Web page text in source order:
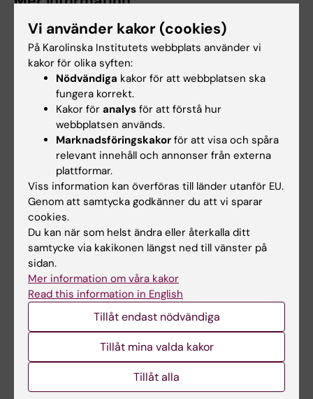
PåNASP:s statistiksidor kan du ta del av
självmordsstatistiken för Sverige, Sveriges län
och Stockholms län under 2023 i detalj.
Arbetar du för en region eller kommun och
önskar att få hjälp med framtagning och
tolkning av statistik?Kontakta oss
Tags
Statistik Suicidforskning
Uppdaterad av:
Beatrice Johansson
Innehållsgranskare:
Gergö Hadlaczky
Vi använder kakor (cookies)
På Karolinska Institutets webbplats använder vi
kakor för olika syften:
Nödvändiga kakor för att webbplatsen ska
fungera korrekt.
Kakor för analys för att förstå hur
webbplatsen används.
Marknadsföringskakor för att visa och spåra
relevant innehåll och annonser från externa
plattformar.
Viss information kan överföras till länder utanför EU.
Genom att samtycka godkänner du att vi sparar
cookies.
Du kan när som helst ändra eller återkalla ditt
samtycke via kakikonen längst ned till vänster på
sidan.
Mer information om våra kakor
Read this information in English
Tillåt endast nödvändiga
Tillåt mina valda kakor
Tillåt alla